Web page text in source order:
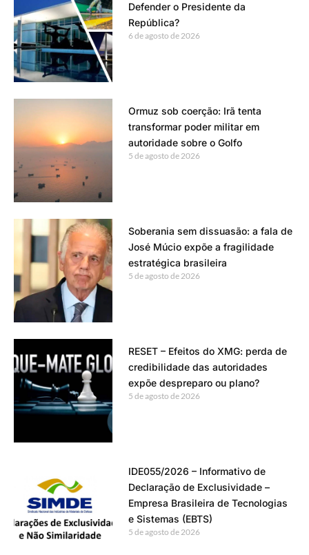
Defender o Presidente da
República?
6 de agosto de 2026
Ormuz sob coerção: Irã tenta
transformar poder militar em
autoridade sobre o Golfo
5 de agosto de 2026
Soberania sem dissuasão: a fala de
José Múcio expõe a fragilidade
estratégica brasileira
5 de agosto de 2026
RESET – Efeitos do XMG: perda de
credibilidade das autoridades
expõe despreparo ou plano?
5 de agosto de 2026
IDE055/2026 – Informativo de
Declaração de Exclusividade –
Empresa Brasileira de Tecnologias
e Sistemas (EBTS)
5 de agosto de 2026